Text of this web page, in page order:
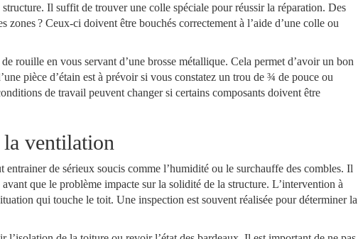
structure. Il suffit de trouver une colle spéciale pour réussir la réparation. Des
zones ? Ceux-ci doivent être bouchés correctement à l’aide d’une colle ou
rouille en vous servant d’une brosse métallique. Cela permet d’avoir un bon
pièce d’étain est à prévoir si vous constatez un trou de ¾ de pouce ou
de travail peuvent changer si certains composants doivent être
ventilation
de sérieux soucis comme l’humidité ou le surchauffe des combles. Il
que le problème impacte sur la solidité de la structure. L’intervention à
qui touche le toit. Une inspection est souvent réalisée pour déterminer la